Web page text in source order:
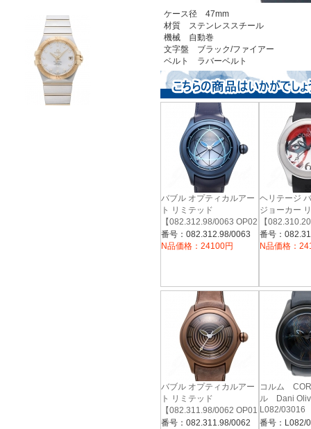
ケース径 47mm
材質 ステンレススチール
機械 自動巻
文字盤 ブラック/ファイアー
ベルト ラバーベルト
バブル オプティカルアー
ト リミテッド
【082.312.98/0063 OP02
R】
番号：082.312.98/0063
N品価格：24100円
ヘリテージ
ジョーカー
【
JO01】
番号：
N品価格：
バブル オプティカルアー
ト リミテッド
【082.311.98/0062 OP01
R】
番号：082.311.98/0062
コルム
ル Dani
L082/
番号：L082/